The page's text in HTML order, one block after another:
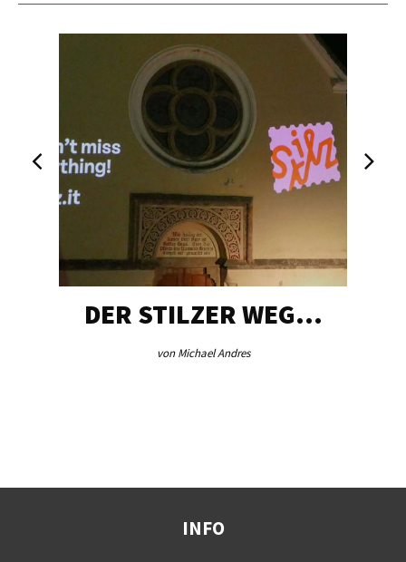
DER STILZER WEG…
von Michael Andres
INFO